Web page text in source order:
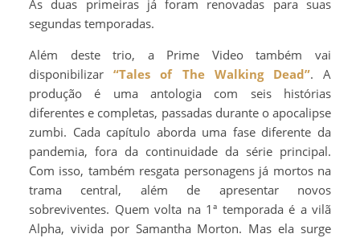
As duas primeiras já foram renovadas para suas
segundas temporadas.
Além deste trio, a Prime Video também vai
disponibilizar“Tales of The Walking Dead”. A
produção é uma antologia com seis histórias
diferentes e completas, passadas durante o apocalipse
zumbi. Cada capítulo aborda uma fase diferente da
pandemia, fora da continuidade da série principal.
Com isso, também resgata personagens já mortos na
trama central, além de apresentar novos
sobreviventes. Quem volta na 1ª temporada é a vilã
Alpha, vivida por Samantha Morton. Mas ela surge